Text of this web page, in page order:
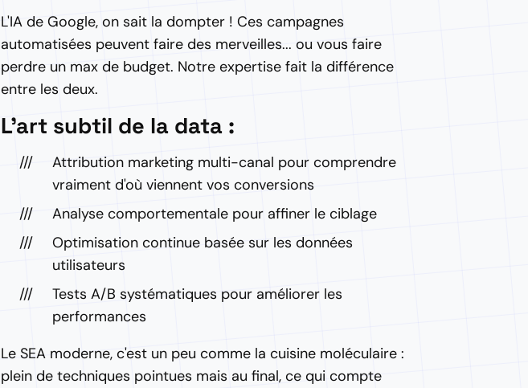
L'IA de Google, on sait la dompter ! Ces campagnes
automatisées peuvent faire des merveilles... ou vous faire
perdre un max de budget. Notre expertise fait la différence
entre les deux.
L'art subtil de la data :
Attribution marketing multi-canal pour comprendre
vraiment d'où viennent vos conversions
Analyse comportementale pour affiner le ciblage
Optimisation continue basée sur les données
utilisateurs
Tests A/B systématiques pour améliorer les
performances
Le SEA moderne, c'est un peu comme la cuisine moléculaire :
plein de techniques pointues mais au final, ce qui compte